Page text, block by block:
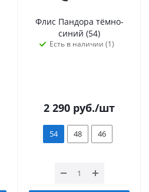
Флис Пандора тёмно-
синий (54)
Есть в наличии (1)
2 290 руб./шт
54 48 46